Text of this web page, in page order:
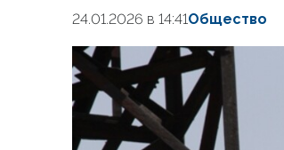
24.01.2026 в 14:41Общество